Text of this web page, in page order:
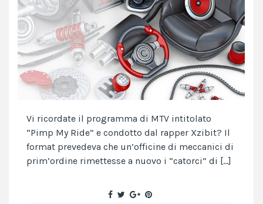
Vi ricordate il programma di MTV intitolato
“Pimp My Ride” e condotto dal rapper Xzibit? Il
format prevedeva che un’officine di meccanici di
prim’ordine rimettesse a nuovo i “catorci” di […]